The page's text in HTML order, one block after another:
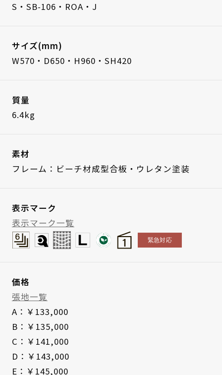
S・SB-106・ROA・J
サイズ(mm)
W570・D650・H960・SH420
質量
6.4kg
素材
フレーム：ビーチ材成型合板・ウレタン塗装
表示マーク
表示マーク一覧
価格
張地一覧
A：￥133,000
B：￥135,000
C：￥141,000
D：￥143,000
E：￥145,000